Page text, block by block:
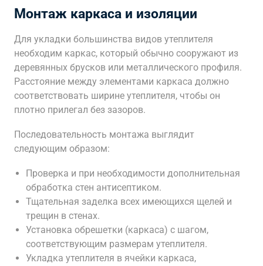
Монтаж каркаса и изоляции
Для укладки большинства видов утеплителя
необходим каркас, который обычно сооружают из
деревянных брусков или металлического профиля.
Расстояние между элементами каркаса должно
соответствовать ширине утеплителя, чтобы он
плотно прилегал без зазоров.
Последовательность монтажа выглядит
следующим образом:
Проверка и при необходимости дополнительная
обработка стен антисептиком.
Тщательная заделка всех имеющихся щелей и
трещин в стенах.
Установка обрешетки (каркаса) с шагом,
соответствующим размерам утеплителя.
Укладка утеплителя в ячейки каркаса,